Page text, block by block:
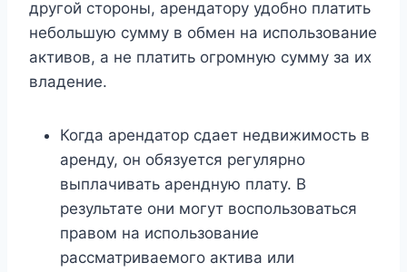
другой стороны, арендатору удобно платить
небольшую сумму в обмен на использование
активов, а не платить огромную сумму за их
владение.
Когда арендатор сдает недвижимость в
аренду, он обязуется регулярно
выплачивать арендную плату. В
результате они могут воспользоваться
правом на использование
рассматриваемого актива или